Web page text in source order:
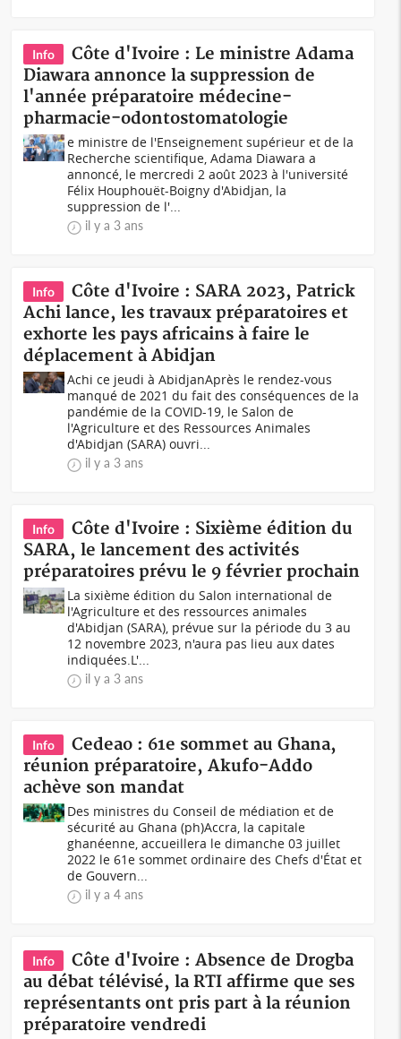
Info
Côte d'Ivoire : Le ministre Adama
Diawara annonce la suppression de
l'année préparatoire médecine-
pharmacie-odontostomatologie
e ministre de l'Enseignement supérieur et de la
Recherche scientifique, Adama Diawara a
annoncé, le mercredi 2 août 2023 à l'université
Félix Houphouët-Boigny d'Abidjan, la
suppression de l'...
il y a 3 ans
Info
Côte d'Ivoire : SARA 2023, Patrick
Achi lance, les travaux préparatoires et
exhorte les pays africains à faire le
déplacement à Abidjan
Achi ce jeudi à AbidjanAprès le rendez-vous
manqué de 2021 du fait des conséquences de la
pandémie de la COVID-19, le Salon de
l'Agriculture et des Ressources Animales
d'Abidjan (SARA) ouvri...
il y a 3 ans
Info
Côte d'Ivoire : Sixième édition du
SARA, le lancement des activités
préparatoires prévu le 9 février prochain
La sixième édition du Salon international de
l'Agriculture et des ressources animales
d'Abidjan (SARA), prévue sur la période du 3 au
12 novembre 2023, n'aura pas lieu aux dates
indiquées.L'...
il y a 3 ans
Info
Cedeao : 61e sommet au Ghana,
réunion préparatoire, Akufo-Addo
achève son mandat
Des ministres du Conseil de médiation et de
sécurité au Ghana (ph)Accra, la capitale
ghanéenne, accueillera le dimanche 03 juillet
2022 le 61e sommet ordinaire des Chefs d'État et
de Gouvern...
il y a 4 ans
Info
Côte d'Ivoire : Absence de Drogba
au débat télévisé, la RTI affirme que ses
représentants ont pris part à la réunion
préparatoire vendredi